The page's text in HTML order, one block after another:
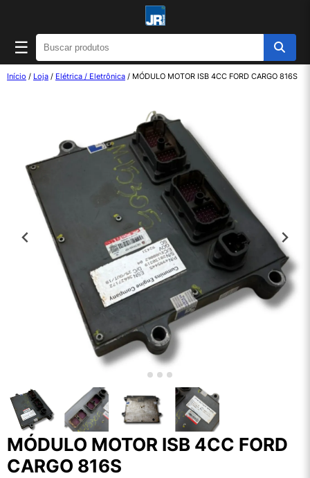
☰
Início / Loja / Elétrica / Eletrônica / MÓDULO MOTOR ISB 4CC FORD CARGO 816S
MÓDULO MOTOR ISB 4CC FORD
CARGO 816S